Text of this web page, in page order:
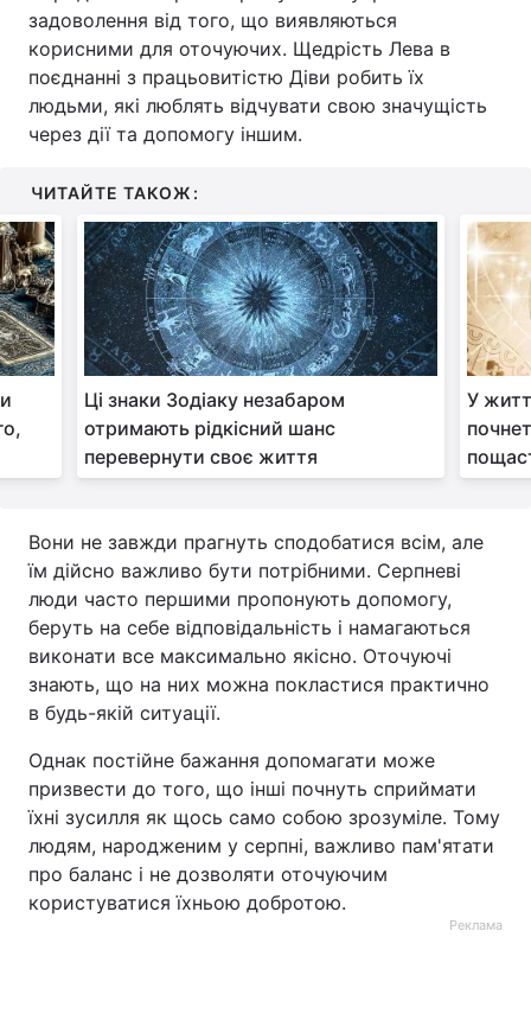
задоволення від того, що виявляються
корисними для оточуючих. Щедрість Лева в
поєднанні з працьовитістю Діви робить їх
людьми, які люблять відчувати свою значущість
через дії та допомогу іншим.
ЧИТАЙТЕ ТАКОЖ:
Ці знаки Зодіаку незабаром
отримають рідкісний шанс
перевернути своє життя
У
Вони не завжди прагнуть сподобатися всім, але
їм дійсно важливо бути потрібними. Серпневі
люди часто першими пропонують допомогу,
беруть на себе відповідальність і намагаються
виконати все максимально якісно. Оточуючі
знають, що на них можна покластися практично
в будь-якій ситуації.
Однак постійне бажання допомагати може
призвести до того, що інші почнуть сприймати
їхні зусилля як щось само собою зрозуміле. Тому
людям, народженим у серпні, важливо пам'ятати
про баланс і не дозволяти оточуючим
користуватися їхньою добротою.
Реклама